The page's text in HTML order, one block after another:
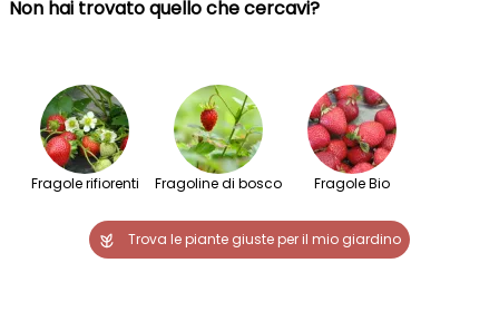
Non hai trovato quello che cercavi?
Fragole rifiorenti Fragoline di bosco Fragole Bio
Trova le piante giuste per il mio giardino